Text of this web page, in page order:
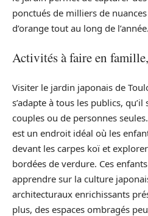
ponctués de milliers de
d’orange tout au long de l’année.
Activités à faire en
Visiter le jardin japonais de
s’adapte à tous les publics, qu’il
couples ou de personnes
est un endroit idéal où les
devant les carpes koï et
bordées de verdure. Ces
apprendre sur la culture
architecturaux enrichissants
plus, des espaces ombragés